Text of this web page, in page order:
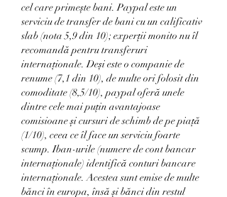
cel care primește bani. Paypal este un
serviciu de transfer de bani cu un calificativ
slab (nota 5,9 din 10); experții monito nu îl
recomandă pentru transferuri
internaționale. Deși este o companie de
renume (7,1 din 10), de multe ori folosit din
comoditate (8,5/10), paypal oferă unele
dintre cele mai puțin avantajoase
comisioane și cursuri de schimb de pe piață
(1/10), ceea ce îl face un serviciu foarte
scump. Iban-urile (numere de cont bancar
internaționale) identifică conturi bancare
internaționale. Acestea sunt emise de multe
bănci în europa, însă și bănci din restul